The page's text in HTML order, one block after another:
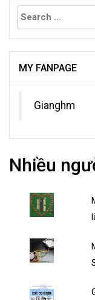
Search
for:
MY FANPAGE
Gianghm
Nhiều